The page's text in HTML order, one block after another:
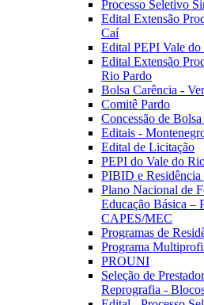
Processo Seletivo
Edital Extensão
Caí
Edital PEPI Vale do
Edital Extensão
Rio Pardo
Bolsa Carência -
Comitê Pardo
Concessão de
Editais -
Edital de Licitação
PEPI do Vale do
PIBID e Residência
Plano Nacional de
Educação Básica
CAPES/MEC
Programas de
Programa
PROUNI
Seleção de
Reprografia -